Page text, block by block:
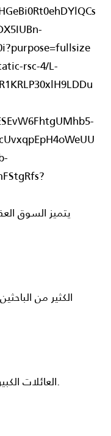
يتميز السوق
الكثير من
العائلات الكبيرة ما زالت تبحث عن الفلل المستقلة.